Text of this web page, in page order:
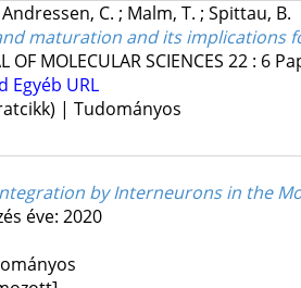
Andressen, C. ; Malm, T. ; Spittau, B.
maturation and its implications
OF MOLECULAR SCIENCES 22: 6
Egyéb URL
| Tudományos
by Interneurons in the
éve: 2020